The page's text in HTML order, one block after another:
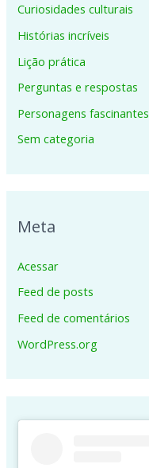
Curiosidades culturais
Histórias incríveis
Lição prática
Perguntas e respostas
Personagens fascinantes
Sem categoria
Meta
Acessar
Feed de posts
Feed de comentários
WordPress.org